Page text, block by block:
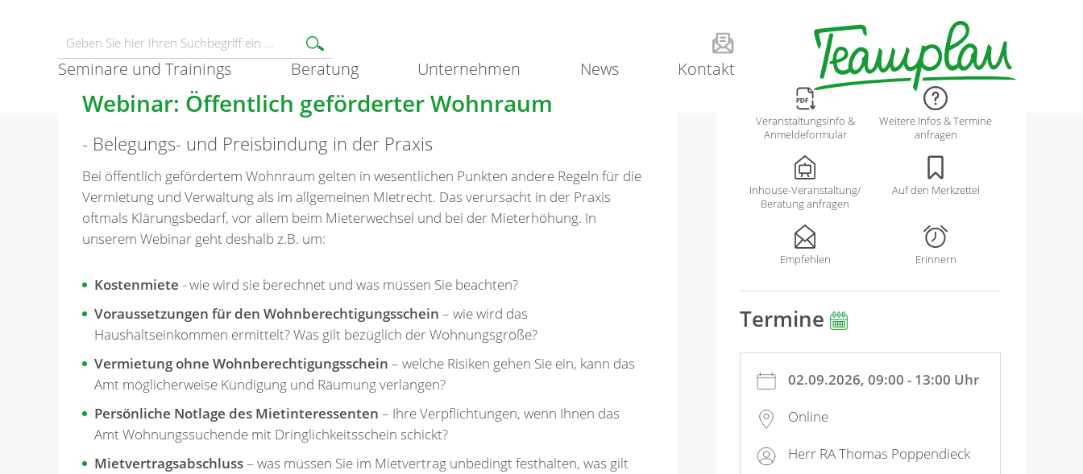
Seminare und Trainings Beratung Unternehmen News Kontakt
Webinar: Öffentlich geförderter Wohnraum
- Belegungs- und Preisbindung in der Praxis
Bei öffentlich gefördertem Wohnraum gelten in wesentlichen Punkten andere Regeln für die
Vermietung und Verwaltung als im allgemeinen Mietrecht. Das verursacht in der Praxis
oftmals Klärungsbedarf, vor allem beim Mieterwechsel und bei der Mieterhöhung. In
unserem Webinar geht deshalb z.B. um:
Kostenmiete - wie wird sie berechnet und was müssen Sie beachten?
Voraussetzungen für den Wohnberechtigungsschein – wie wird das
Haushaltseinkommen ermittelt? Was gilt bezüglich der Wohnungsgröße?
Vermietung ohne Wohnberechtigungsschein – welche Risiken gehen Sie ein, kann das
Amt möglicherweise Kündigung und Räumung verlangen?
Persönliche Notlage des Mietinteressenten – Ihre Verpflichtungen, wenn Ihnen das
Amt Wohnungssuchende mit Dringlichkeitsschein schickt?
Mietvertragsabschluss– was müssen Sie im Mietvertrag unbedingt festhalten, was gilt
Veranstaltungsinfo &
Anmeldeformular
Weitere Infos & Termine
anfragen
Inhouse-Veranstaltung/
Beratung anfragen
Auf den Merkzettel
Empfehlen Erinnern
Termine
02.09.2026, 09:00 - 13:00 Uhr
Online
Herr RA Thomas Poppendieck